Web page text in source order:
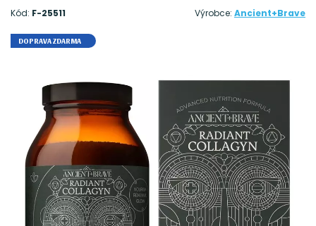
Kód: F-25511 Výrobce: Ancient+Brave
DOPRAVA ZDARMA